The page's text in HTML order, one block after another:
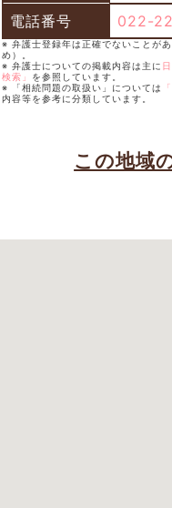
電話番号
022-
※ 弁護士登録年は正確でないことが
め）。
※ 弁護士についての掲載内容は主に
検索」 を参照しています。
※ 「相続問題の取扱い」については
内容等を参考に分類しています。
この地域